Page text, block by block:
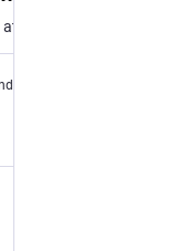
5 more